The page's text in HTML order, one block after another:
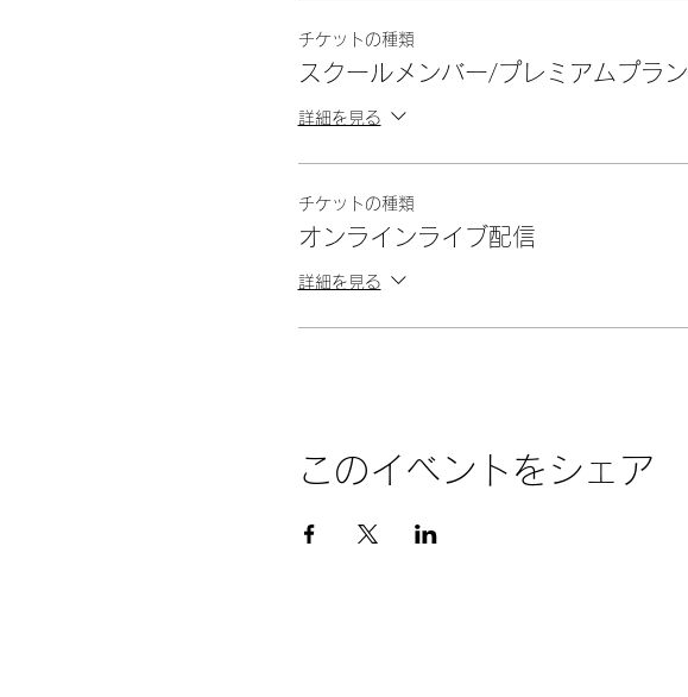
チケットの種類
スクールメンバー/プレミアムプラン
詳細を見る
チケットの種類
オンラインライブ配信
詳細を見る
このイベントをシェア